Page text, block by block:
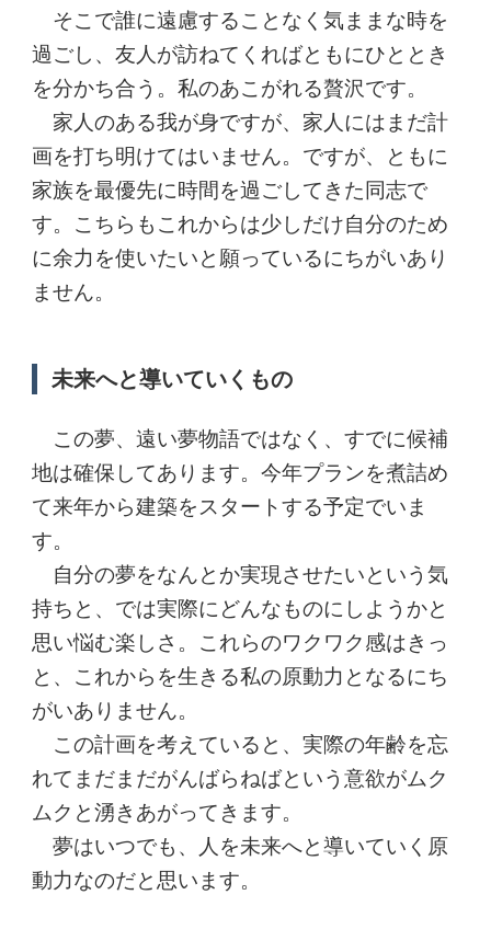
そこで誰に遠慮することなく気ままな時を
過ごし、友人が訪ねてくればともにひととき
を分かち合う。私のあこがれる贅沢です。
家人のある我が身ですが、家人にはまだ計
画を打ち明けてはいません。ですが、ともに
家族を最優先に時間を過ごしてきた同志で
す。こちらもこれからは少しだけ自分のため
に余力を使いたいと願っているにちがいあり
ません。
未来へと導いていくもの
この夢、遠い夢物語ではなく、すでに候補
地は確保してあります。今年プランを煮詰め
て来年から建築をスタートする予定でいま
す。
自分の夢をなんとか実現させたいという気
持ちと、では実際にどんなものにしようかと
思い悩む楽しさ。これらのワクワク感はきっ
と、これからを生きる私の原動力となるにち
がいありません。
この計画を考えていると、実際の年齢を忘
れてまだまだがんばらねばという意欲がムク
ムクと湧きあがってきます。
夢はいつでも、人を未来へと導いていく原
動力なのだと思います。